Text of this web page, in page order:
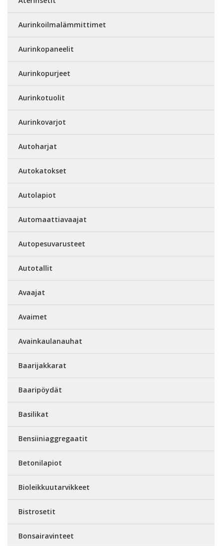
Aurinkoilmalämmittimet
Aurinkopaneelit
Aurinkopurjeet
Aurinkotuolit
Aurinkovarjot
Autoharjat
Autokatokset
Autolapiot
Automaattiavaajat
Autopesuvarusteet
Autotallit
Avaajat
Avaimet
Avainkaulanauhat
Baarijakkarat
Baaripöydät
Basilikat
Bensiiniaggregaatit
Betonilapiot
Bioleikkuutarvikkeet
Bistrosetit
Bonsairavinteet